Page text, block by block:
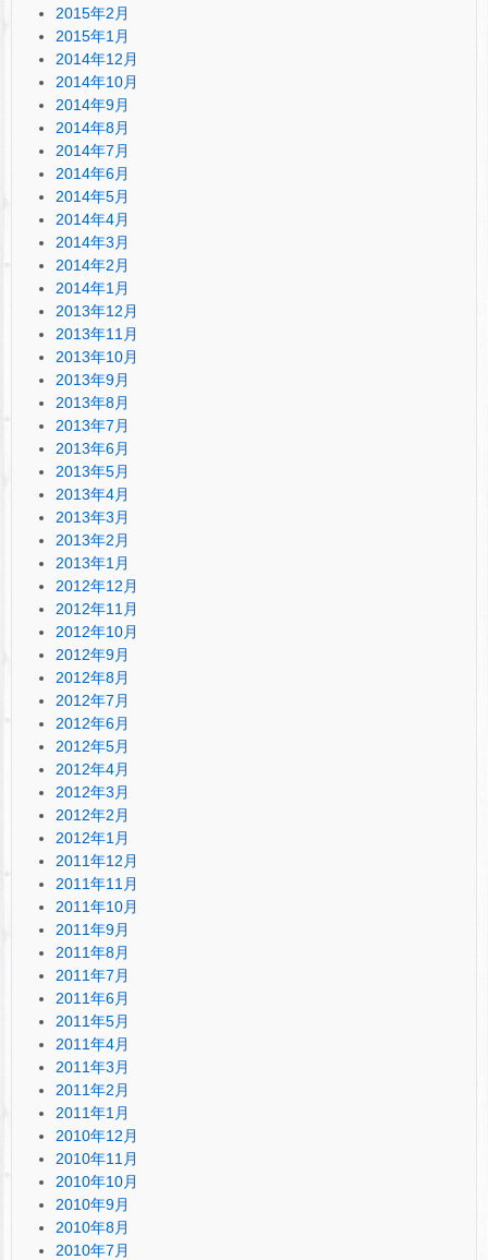
2015年2月
2015年1月
2014年12月
2014年10月
2014年9月
2014年8月
2014年7月
2014年6月
2014年5月
2014年4月
2014年3月
2014年2月
2014年1月
2013年12月
2013年11月
2013年10月
2013年9月
2013年8月
2013年7月
2013年6月
2013年5月
2013年4月
2013年3月
2013年2月
2013年1月
2012年12月
2012年11月
2012年10月
2012年9月
2012年8月
2012年7月
2012年6月
2012年5月
2012年4月
2012年3月
2012年2月
2012年1月
2011年12月
2011年11月
2011年10月
2011年9月
2011年8月
2011年7月
2011年6月
2011年5月
2011年4月
2011年3月
2011年2月
2011年1月
2010年12月
2010年11月
2010年10月
2010年9月
2010年8月
2010年7月